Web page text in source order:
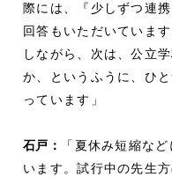
際には、『少しずつ連
回答もいただいていま
しながら、次は、公立
か、というふうに、ひ
っています」
石戸：
「夏休み短縮な
います。試行中の先生